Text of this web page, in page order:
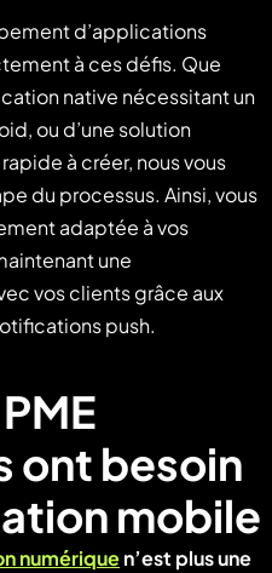
d’applications
à ces défis. Que
native nécessitant un
ou d’une solution
à créer, nous vous
du processus. Ainsi, vous
adaptée à vos
une
vos clients grâce aux
push.
ont besoin
mobile
numériquen’est plus une